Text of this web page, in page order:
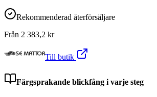
Rekommenderad återförsäljare
Från 2 383,2 kr
Till butik
Färgsprakande blickfång i varje steg